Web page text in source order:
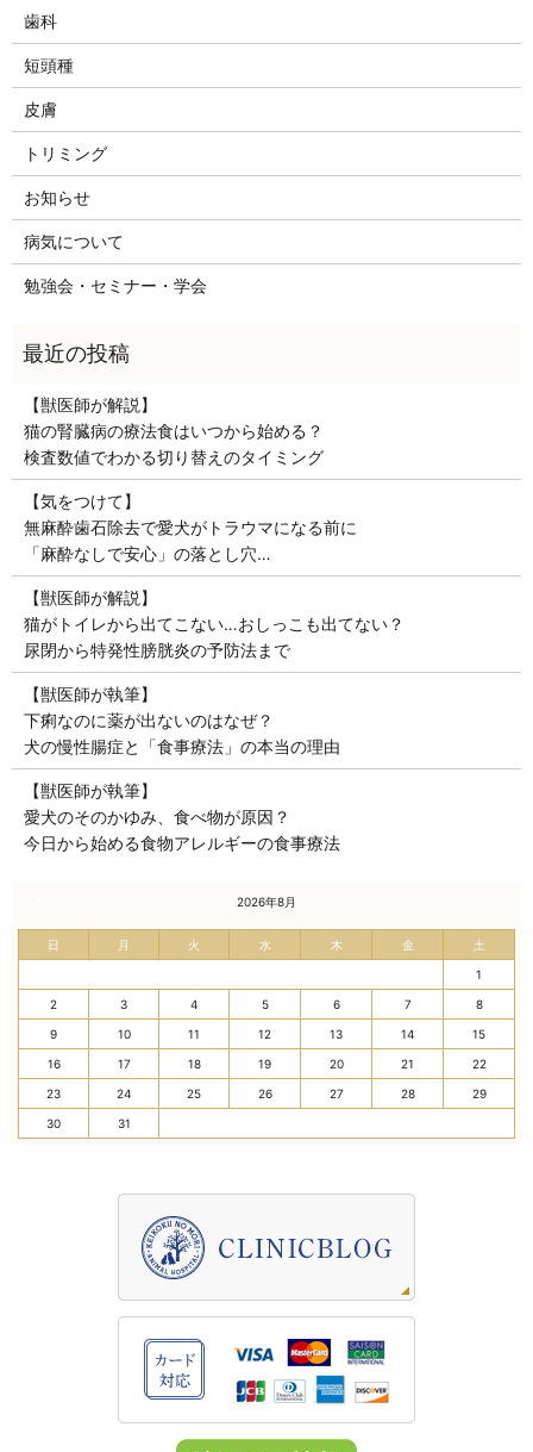
歯科
短頭種
皮膚
トリミング
お知らせ
病気について
勉強会・セミナー・学会
【獣医師が解説】
猫の腎臓病の療法食はいつから始める？
検査数値でわかる切り替えのタイミング
【気をつけて】
無麻酔歯石除去で愛犬がトラウマになる前に
「麻酔なしで安心」の落とし穴…
【獣医師が解説】
猫がトイレから出てこない…おしっこも出てない？
尿閉から特発性膀胱炎の予防法まで
【獣医師が執筆】
下痢なのに薬が出ないのはなぜ？
犬の慢性腸症と「食事療法」の本当の理由
【獣医師が執筆】
愛犬のそのかゆみ、食べ物が原因？
今日から始める食物アレルギーの食事療法
2026年8月
日 月 火 水 木 金 土
1
2 3 4 5 6 7 8
9 10 11 12 13 14 15
16 17 18 19 20 21 22
23 24 25 26 27 28 29
30 31